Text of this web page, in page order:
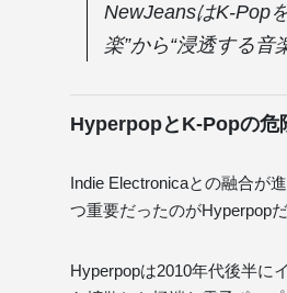
NewJeansはK-Pop
楽”から“浸透する音
HyperpopとK-Popの危
Indie Electronicaとの融合が
つ重要だったのがHyperpopだ
Hyperpopは2010年代後半に